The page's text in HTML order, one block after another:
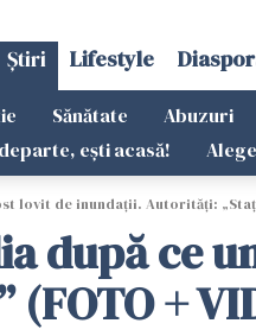
Știri Lifestyle
Sănătate Abuzuri
ești acasă!
lovit de inundații. Autorități: „Stați
după ce
+